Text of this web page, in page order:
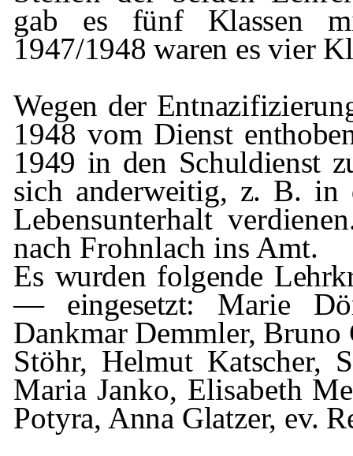
gab es fünf Klassen
1947/1948waren es vier
Wegen der
1948 vom Dienst
1949 in den Schuldienst
sich anderweitig, z. B. in
Lebensunterhalt
nach Frohnlach ins Amt.
Es wurden folgende
— eingesetzt: Marie
Dankmar Demmler, Bruno
Stöhr, Helmut Katscher,
Maria Janko, Elisabeth
Potyra, Anna Glatzer, ev.